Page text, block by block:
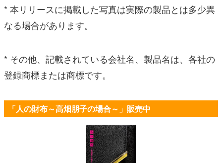
* 本リリースに掲載した写真は実際の製品とは多少異
なる場合があります。
* その他、記載されている会社名、製品名は、各社の
登録商標または商標です。
「人の財布～高畑朋子の場合～」販売中